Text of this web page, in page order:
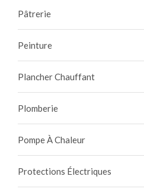
Pâtrerie
Peinture
Plancher Chauffant
Plomberie
Pompe À Chaleur
Protections Électriques